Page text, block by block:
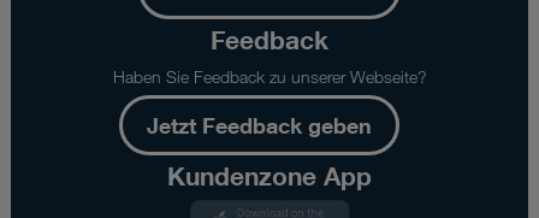
Feedback
Haben Sie Feedback zu unserer Webseite?
Jetzt Feedback geben
Kundenzone App